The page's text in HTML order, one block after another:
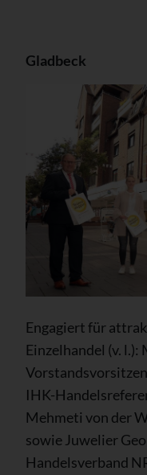
Gladbeck
Engagiert für
Einzelhandel (v. l.):
IHK-
Mehmeti von der
sowie Juwelier
Handelsverband